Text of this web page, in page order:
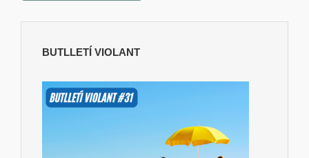
BUTLLETÍ VIOLANT